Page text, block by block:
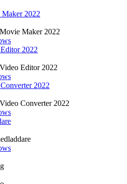
2022
Maker 2022
2022
Editor 2022
2022
Converter 2022